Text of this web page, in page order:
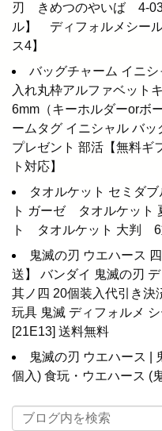
刃 きめつのやいば 4-
ル】 ディフォルメシー
ス4】
バッグチャーム イニ
入れ丸枠アルファベット
6mm（キーホルダーorボ
ームタグ イニシャル バ
プレゼント 部活【無料ギ
ト対応】
タオルケット セミダ
ト ガーゼ タオルケット
ト タオルケット 大判
鬼滅の刃 ウエハース
送】 バンダイ 鬼滅の刃
其ノ四 20個装入代引き決
玩具 鬼滅 ディフォルメ
[21E13] 送料無料
鬼滅の刃 ウエハース |
個入) 食玩・ウエハース (